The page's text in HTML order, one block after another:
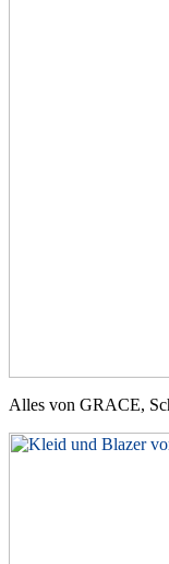
Alles von GRACE,